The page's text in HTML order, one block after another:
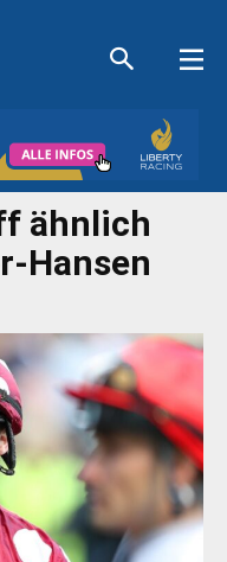
ähnlich
Hansen